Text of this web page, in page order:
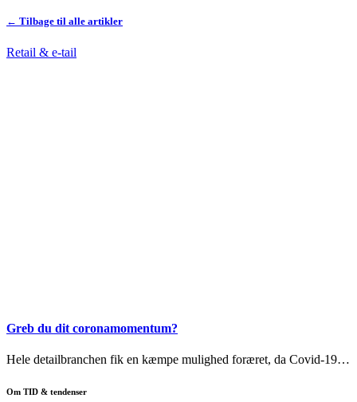
← Tilbage til alle artikler
Retail & e-tail
Greb du dit coronamomentum?
Hele detailbranchen fik en kæmpe mulighed foræret, da Covid-19…
Om TID & tendenser